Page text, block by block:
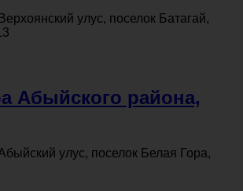
улус, поселок Батагай,
Абыйского района,
улус, поселок Белая Гора,